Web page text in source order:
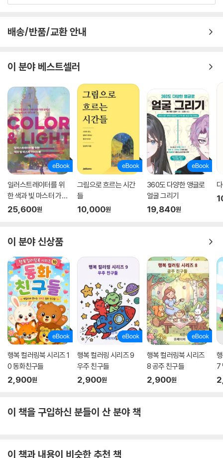
배송/반품/교환 안내
이 분야 베스트셀러
일러스트레이터를 위
한 색과 빛 마스터 가이
드북 : COLOR & LIGH
25,600원
그림으로 흐르는 시간
들
10,000원
360도 다양한 앵글로
얼굴 그리기
19,840원
이 분야 신상품
행복 컬러링북 시리즈 1
0 동화친구들
2,900원
행복 컬러링 시리즈 9
우주 친구들
2,900원
행복 컬러링북 시리즈
8 공주 친구들
2,900원
7
이 책을 구입하신 분들이 산 분야 책
이 책과 내용이 비슷한 추천 책